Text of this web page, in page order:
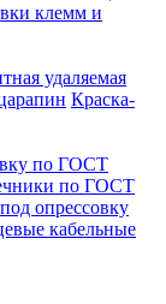
клемм и
удаляемая
Краска-
по ГОСТ
по ГОСТ
опрессовку
кабельные